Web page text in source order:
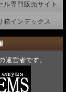
ル専門販売サイト
箱インデックス
運営者です。